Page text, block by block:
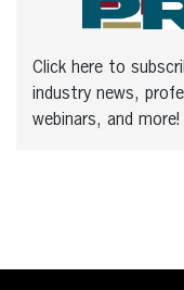
Click here to
industry news,
webinars, and more!